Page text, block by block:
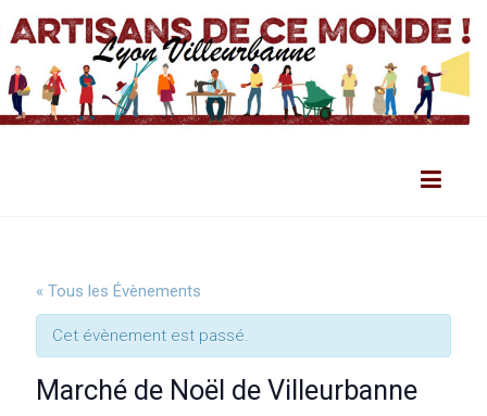
« Tous les Évènements
Cet évènement est passé.
Marché de Noël de Villeurbanne